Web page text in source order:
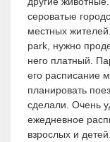
сероватые
местных
park, нужно
него платный.
его расписание
планировать
сделали. Очень
ежедневное
взрослых и